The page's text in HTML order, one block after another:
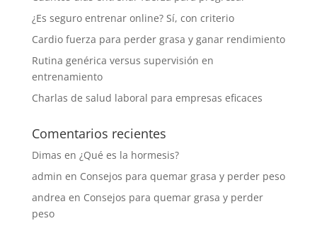
¿Es seguro entrenar online? Sí, con criterio
Cardio fuerza para perder grasa y ganar rendimiento
Rutina genérica versus supervisión en
entrenamiento
Charlas de salud laboral para empresas eficaces
Comentarios recientes
Dimas en ¿Qué es la hormesis?
admin en Consejos para quemar grasa y perder peso
andrea en Consejos para quemar grasa y perder
peso